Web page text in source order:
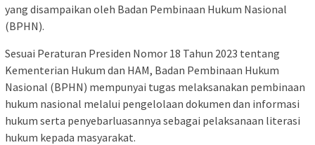
yang disampaikan oleh Badan Pembinaan Hukum Nasional
(BPHN).
Sesuai Peraturan Presiden Nomor 18 Tahun 2023 tentang
Kementerian Hukum dan HAM, Badan Pembinaan Hukum
Nasional (BPHN) mempunyai tugas melaksanakan pembinaan
hukum nasional melalui pengelolaan dokumen dan informasi
hukum serta penyebarluasannya sebagai pelaksanaan literasi
hukum kepada masyarakat.